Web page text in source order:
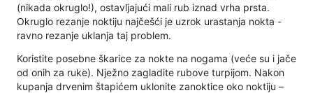
(nikada okruglo!), ostavljajući mali rub iznad vrha prsta.
Okruglo rezanje noktiju najčešći je uzrok urastanja nokta -
ravno rezanje uklanja taj problem.
Koristite posebne škarice za nokte na nogama (veće su i jače
od onih za ruke). Nježno zagladite rubove turpijom. Nakon
kupanja drvenim štapićem uklonite zanoktice oko noktiju –